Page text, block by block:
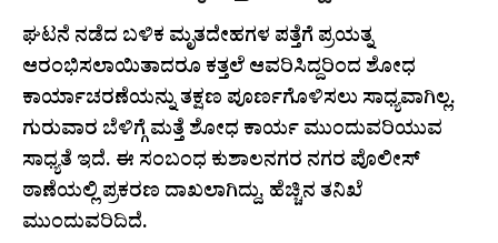
ಘಟನೆ ನಡೆದ ಬಳಿಕ ಮೃತದೇಹಗಳ ಪತ್ತೆಗೆ ಪ್ರಯತ್ನ
ಆರಂಭಿಸಲಾಯಿತಾದರೂ ಕತ್ತಲೆ ಆವರಿಸಿದ್ದರಿಂದ ಶೋಧ
ಕಾರ್ಯಾಚರಣೆಯನ್ನು ತಕ್ಷಣ ಪೂರ್ಣಗೊಳಿಸಲು ಸಾಧ್ಯವಾಗಿಲ್ಲ.
ಗುರುವಾರ ಬೆಳಿಗ್ಗೆ ಮತ್ತೆ ಶೋಧ ಕಾರ್ಯ ಮುಂದುವರಿಯುವ
ಸಾಧ್ಯತೆ ಇದೆ. ಈ ಸಂಬಂಧ ಕುಶಾಲನಗರ ನಗರ ಪೊಲೀಸ್
ಠಾಣೆಯಲ್ಲಿ ಪ್ರಕರಣ ದಾಖಲಾಗಿದ್ದು, ಹೆಚ್ಚಿನ ತನಿಖೆ
ಮುಂದುವರಿದಿದೆ.